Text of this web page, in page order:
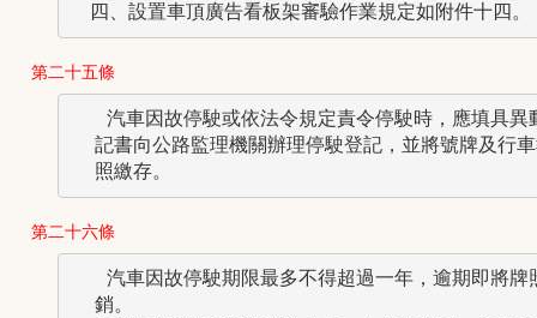
第二十五條
汽車因故停駛或依法令規定責令停駛時，應填具異
記書向公路監理機關辦理停駛登記，並將號牌及行
第二十六條
汽車因故停駛期限最多不得超過一年，逾期即將牌
  銷。